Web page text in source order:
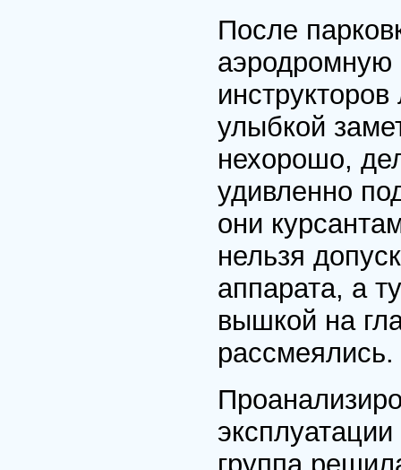
После
аэродромную
улыбкой
нехорошо,
удивленно
они
нельзя
аппарата, а
вышкой на
рассмеялись.